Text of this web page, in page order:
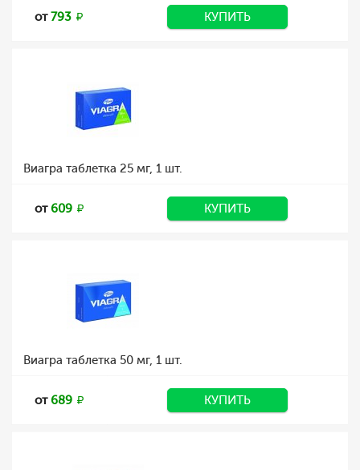
от793 КУПИТЬ
Виагра таблетка 25 мг, 1 шт.
от609 КУПИТЬ
Виагра таблетка 50 мг, 1 шт.
от689 КУПИТЬ